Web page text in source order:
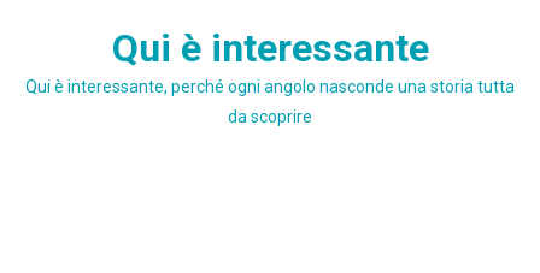
Qui è interessante
Qui è interessante, perché ogni angolo nasconde una storia tutta
da scoprire